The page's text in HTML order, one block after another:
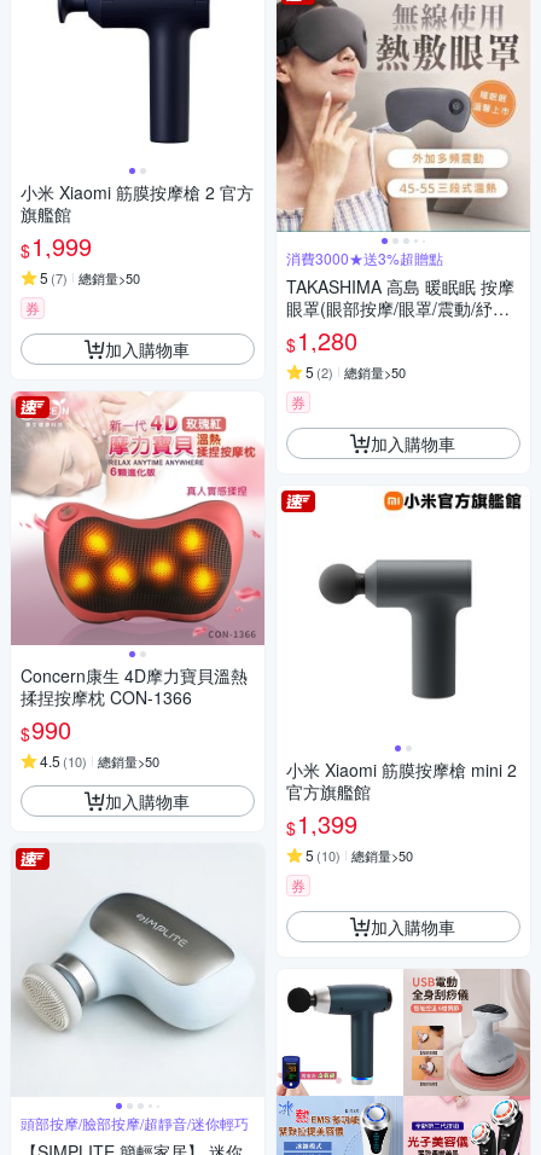
小米 Xiaomi 筋膜按摩槍 2 官方
旗艦館
$1,999
5 (7) 總銷量>50
券
加入購物車
Concern康生 4D摩力寶貝溫熱
揉捏按摩枕 CON-1366
$990
4.5 (10) 總銷量>50
加入購物車
頭部按摩/臉部按摩/超靜音/迷你輕巧
消費3000★送3%超贈點
TAKASHIMA 高島 暖眠眠 按摩
眼罩(眼部按摩/眼罩/震動/紓壓/
熱敷/禮物/M-203)
$1,280
5 (2) 總銷量>50
券
加入購物車
小米 Xiaomi 筋膜按摩槍 mini 2
官方旗艦館
$1,399
5 (10) 總銷量>50
券
加入購物車